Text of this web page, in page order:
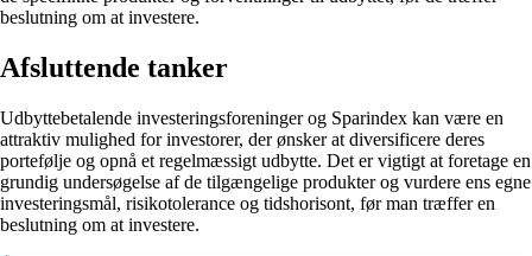
beslutning om at investere.
Afsluttende tanker
Udbyttebetalende investeringsforeninger og Sparindex kan være en
attraktiv mulighed for investorer, der ønsker at diversificere deres
portefølje og opnå et regelmæssigt udbytte. Det er vigtigt at foretage en
grundig undersøgelse af de tilgængelige produkter og vurdere ens egne
investeringsmål, risikotolerance og tidshorisont, før man træffer en
beslutning om at investere.